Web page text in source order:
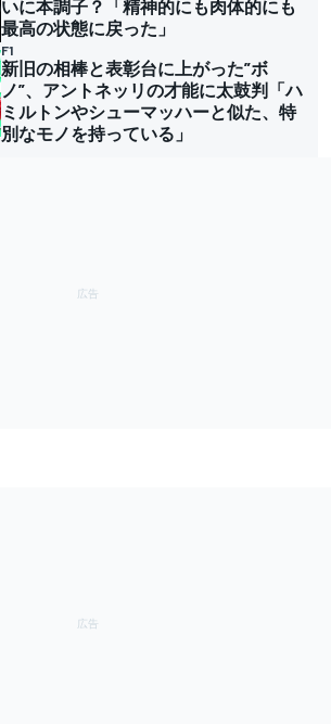
いに本調子？「精神的にも肉体的にも
最高の状態に戻った」
F1
新旧の相棒と表彰台に上がった”ボ
ノ”、アントネッリの才能に太鼓判「ハ
ミルトンやシューマッハーと似た、特
別なモノを持っている」